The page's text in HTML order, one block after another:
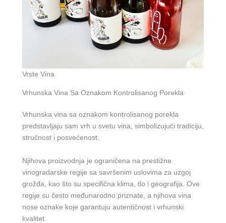
Vrste Vina
Vrhunska Vina Sa Oznakom Kontrolisanog Porekla
Vrhunska vina sa oznakom kontrolisanog porekla
predstavljaju sam vrh u svetu vina, simbolizujući tradiciju,
stručnost i posvećenost.
Njihova proizvodnja je ograničena na prestižne
vinogradarske regije sa savršenim uslovima za uzgoj
grožđa, kao što su specifična klima, tlo i geografija. Ove
regije su često međunarodno priznate, a njihova vina
nose oznake koje garantuju autentičnost i vrhunski
kvalitet.